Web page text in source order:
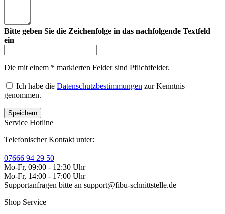
Bitte geben Sie die Zeichenfolge in das nachfolgende Textfeld
ein
Die mit einem * markierten Felder sind Pflichtfelder.
Ich habe die Datenschutzbestimmungen zur Kenntnis
genommen.
Service Hotline
Telefonischer Kontakt unter:
07666 94 29 50
Mo-Fr, 09:00 - 12:30 Uhr
Mo-Fr, 14:00 - 17:00 Uhr
Supportanfragen bitte an support@fibu-schnittstelle.de
Shop Service